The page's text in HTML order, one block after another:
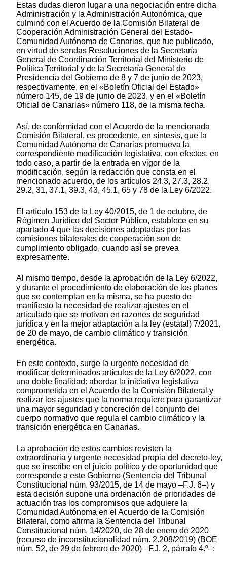
Estas dudas dieron lugar a una negociación entre dicha
Administración y la Administración Autonómica, que
culminó con el Acuerdo de la Comisión Bilateral de
Cooperación Administración General del Estado-
Comunidad Autónoma de Canarias, que fue publicado,
en virtud de sendas Resoluciones de la Secretaría
General de Coordinación Territorial del Ministerio de
Política Territorial y de la Secretaría General de
Presidencia del Gobierno de 8 y 7 de junio de 2023,
respectivamente, en el «Boletín Oficial del Estado»
número 145, de 19 de junio de 2023, y en el «Boletín
Oficial de Canarias» número 118, de la misma fecha.
Así, de conformidad con el Acuerdo de la mencionada
Comisión Bilateral, es procedente, en síntesis, que la
Comunidad Autónoma de Canarias promueva la
correspondiente modificación legislativa, con efectos, en
todo caso, a partir de la entrada en vigor de la
modificación, según la redacción que consta en el
mencionado acuerdo, de los artículos 24.3, 27.3, 28.2,
29.2, 31, 37.1, 39.3, 43, 45.1, 65 y 78 de la Ley 6/2022.
El artículo 153 de la Ley 40/2015, de 1 de octubre, de
Régimen Jurídico del Sector Público, establece en su
apartado 4 que las decisiones adoptadas por las
comisiones bilaterales de cooperación son de
cumplimiento obligado, cuando así se prevea
expresamente.
Al mismo tiempo, desde la aprobación de la Ley 6/2022,
y durante el procedimiento de elaboración de los planes
que se contemplan en la misma, se ha puesto de
manifiesto la necesidad de realizar ajustes en el
articulado que se motivan en razones de seguridad
jurídica y en la mejor adaptación a la ley (estatal) 7/2021,
de 20 de mayo, de cambio climático y transición
energética.
En este contexto, surge la urgente necesidad de
modificar determinados artículos de la Ley 6/2022, con
una doble finalidad: abordar la iniciativa legislativa
comprometida en el Acuerdo de la Comisión Bilateral y
realizar los ajustes que la norma requiere para garantizar
una mayor seguridad y concreción del conjunto del
cuerpo normativo que regula el cambio climático y la
transición energética en Canarias.
La aprobación de estos cambios revisten la
extraordinaria y urgente necesidad propia del decreto-ley,
que se inscribe en el juicio político y de oportunidad que
corresponde a este Gobierno (Sentencia del Tribunal
Constitucional núm. 93/2015, de 14 de mayo –F.J. 6–) y
esta decisión supone una ordenación de prioridades de
actuación tras los compromisos que adquiere la
Comunidad Autónoma en el Acuerdo de la Comisión
Bilateral, como afirma la Sentencia del Tribunal
Constitucional núm. 14/2020, de 28 de enero de 2020
(recurso de inconstitucionalidad núm. 2.208/2019) (BOE
núm. 52, de 29 de febrero de 2020) –F.J. 2, párrafo 4.º–: